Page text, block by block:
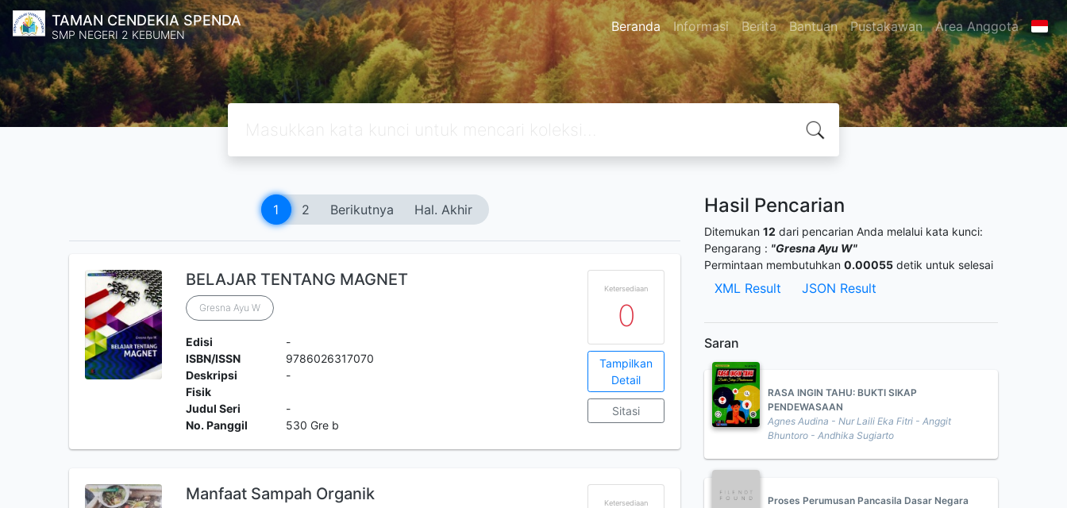
TAMAN CENDEKIA SPENDA
SMP NEGERI 2 KEBUMEN Beranda Informasi Berita Bantuan Pustakawan Area Anggota
1 2 Berikutnya Hal. Akhir
BELAJAR TENTANG MAGNET
Gresna Ayu W
Edisi
-
ISBN/ISSN
9786026317070
Deskripsi
Fisik
-
Judul Seri
-
No. Panggil
530 Gre b
Ketersediaan
0
Tampilkan
Detail
Sitasi
Manfaat Sampah Organik Ketersediaan
Hasil Pencarian
Ditemukan 12 dari pencarian Anda melalui kata kunci:
Pengarang : "Gresna Ayu W"
Permintaan membutuhkan 0.00055 detik untuk selesai
XML Result JSON Result
Saran
RASA INGIN TAHU: BUKTI SIKAP
PENDEWASAAN
Agnes Audina - Nur Laili Eka Fitri - Anggit
Bhuntoro - Andhika Sugiarto
Proses Perumusan Pancasila Dasar Negara